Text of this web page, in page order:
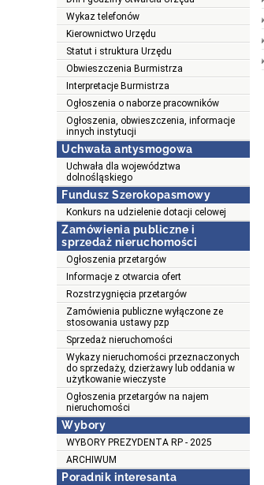
Wykaz telefonów
Kierownictwo Urzędu
Statut i struktura Urzędu
Obwieszczenia Burmistrza
Interpretacje Burmistrza
Ogłoszenia o naborze pracowników
Ogłoszenia, obwieszczenia, informacje
innych instytucji
Uchwała antysmogowa
Uchwała dla województwa
dolnośląskiego
Fundusz Szerokopasmowy
Konkurs na udzielenie dotacji celowej
Zamówienia publiczne i
sprzedaż nieruchomości
Ogłoszenia przetargów
Informacje z otwarcia ofert
Rozstrzygnięcia przetargów
Zamówienia publiczne wyłączone ze
stosowania ustawy pzp
Sprzedaż nieruchomości
Wykazy nieruchomości przeznaczonych
do sprzedaży, dzierżawy lub oddania w
użytkowanie wieczyste
Ogłoszenia przetargów na najem
nieruchomości
Wybory
WYBORY PREZYDENTA RP - 2025
ARCHIWUM
Poradnik interesanta